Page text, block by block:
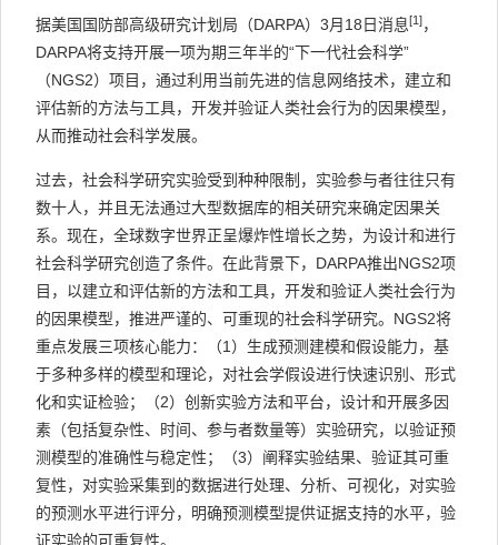
据美国国防部高级研究计划局（DARPA）3月18日消息[1]，
DARPA将支持开展一项为期三年半的“下一代社会科学”
（NGS2）项目，通过利用当前先进的信息网络技术，建立和
评估新的方法与工具，开发并验证人类社会行为的因果模型，
从而推动社会科学发展。
过去，社会科学研究实验受到种种限制，实验参与者往往只有
数十人，并且无法通过大型数据库的相关研究来确定因果关
系。现在，全球数字世界正呈爆炸性增长之势，为设计和进行
社会科学研究创造了条件。在此背景下，DARPA推出NGS2项
目，以建立和评估新的方法和工具，开发和验证人类社会行为
的因果模型，推进严谨的、可重现的社会科学研究。NGS2将
重点发展三项核心能力：（1）生成预测建模和假设能力，基
于多种多样的模型和理论，对社会学假设进行快速识别、形式
化和实证检验；（2）创新实验方法和平台，设计和开展多因
素（包括复杂性、时间、参与者数量等）实验研究，以验证预
测模型的准确性与稳定性；（3）阐释实验结果、验证其可重
复性，对实验采集到的数据进行处理、分析、可视化，对实验
的预测水平进行评分，明确预测模型提供证据支持的水平，验
证实验的可重复性。